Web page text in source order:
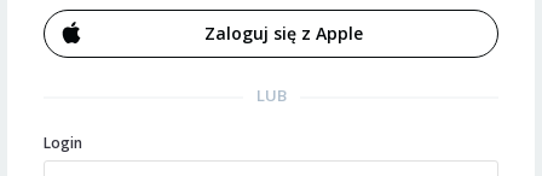
Zaloguj się z Apple
LUB
Login